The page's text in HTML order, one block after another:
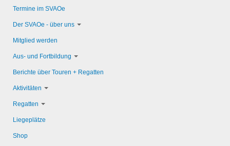
Termine im SVAOe
Der SVAOe - über uns
Mitglied werden
Aus- und Fortbildung
Berichte über Touren + Regatten
Aktivitäten
Regatten
Liegeplätze
Shop